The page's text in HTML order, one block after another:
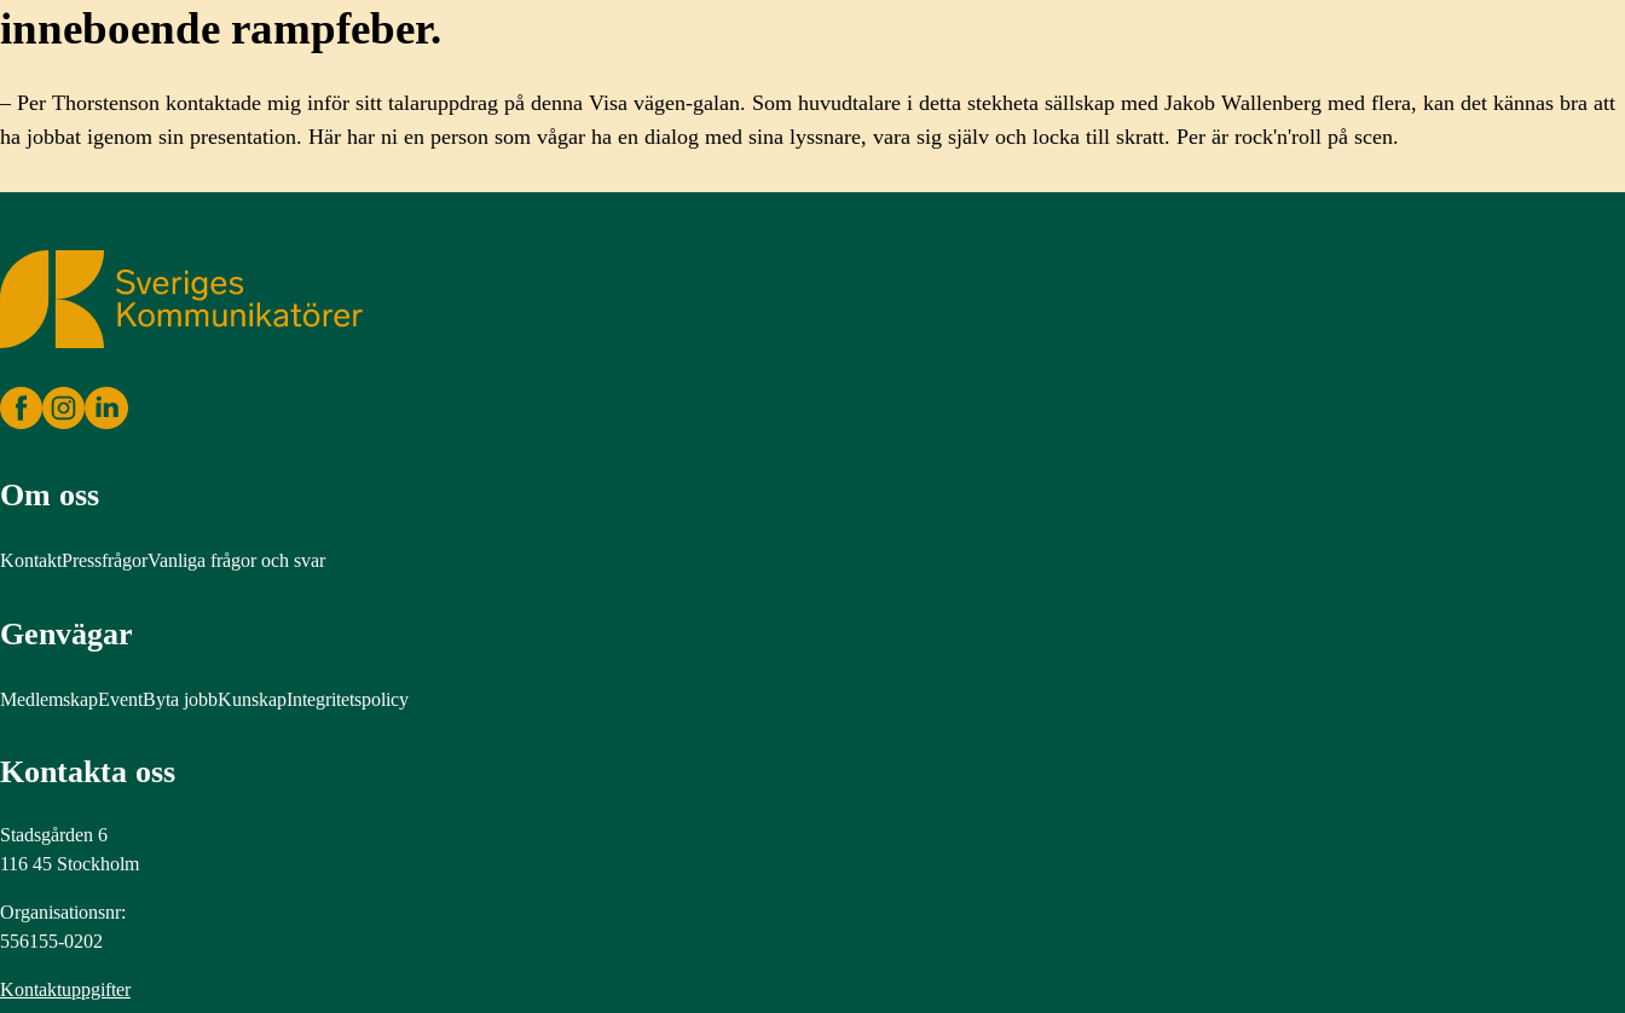
inneboende rampfeber.
– Per Thorstenson kontaktade mig inför sitt talaruppdrag på denna Visa vägen-galan. Som huvudtalare i detta stekheta sällskap med Jakob Wallenberg med flera, kan det kännas bra att
ha jobbat igenom sin presentation. Här har ni en person som vågar ha en dialog med sina lyssnare, vara sig själv och locka till skratt. Per är rock'n'roll på scen.
Sveriges Kommunikatörer
Om oss
KontaktPressfrågorVanliga frågor och svar
Genvägar
MedlemskapEventByta jobbKunskapIntegritetspolicy
Kontakta oss
Stadsgården 6
116 45 Stockholm
Organisationsnr:
556155-0202
Kontaktuppgifter